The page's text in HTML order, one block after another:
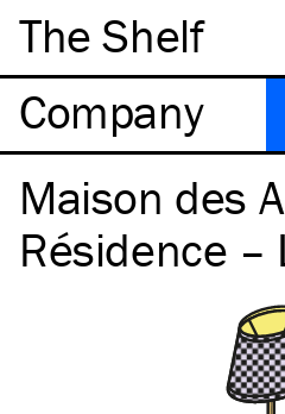
The Shelf
Company
Maison des
Résidence –